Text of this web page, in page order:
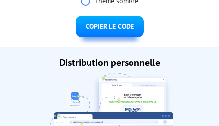
COPIER LE CODE
Distribution personnelle